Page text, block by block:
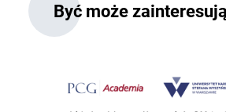
Być może